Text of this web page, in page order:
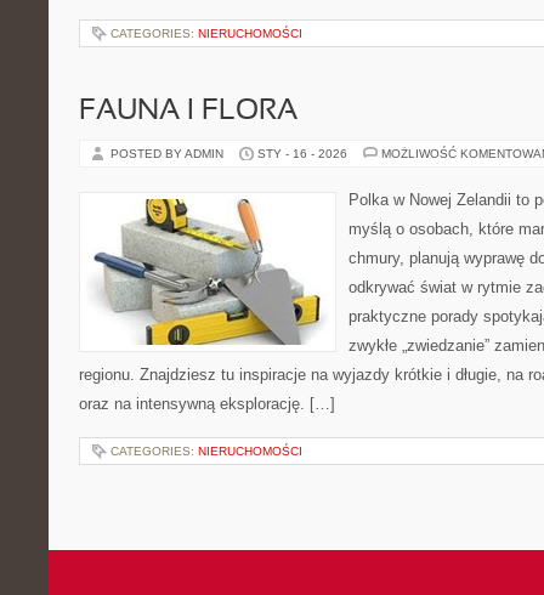
CATEGORIES: NIERUCHOMOŚCI
FAUNA I FLORA
POSTED BY ADMIN STY - 16 - 2026 MOŻLIWOŚĆ
Polka w Nowej Zelandii to
myślą o osobach, które
chmury, planują wyprawę
odkrywać świat w rytmie
praktyczne porady
zwykłe „zwiedzanie”
regionu. Znajdziesz tu inspiracje na wyjazdy krótkie i długie, na
oraz na intensywną eksplorację. […]
CATEGORIES: NIERUCHOMOŚCI